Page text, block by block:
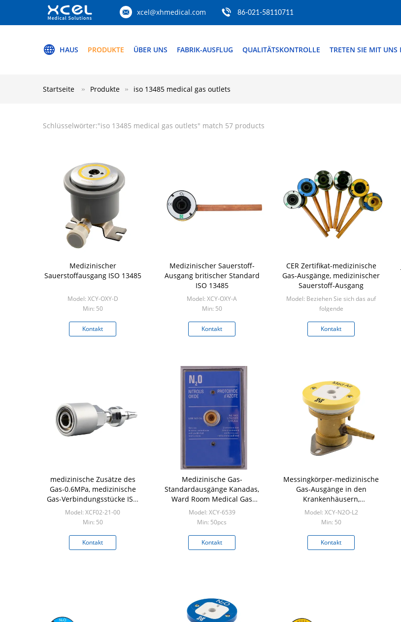
xcel@xhmedical.com 86-021-58110711
HAUS PRODUKTE ÜBER UNS FABRIK-AUSFLUG QUALITÄTSKONTROLLE TRETEN SIE MIT
Startseite Produkte iso 13485 medical gas outlets
Schlüsselwörter:"iso 13485 medical gas outlets" match 57 products
Medizinischer
Sauerstoffausgang ISO 13485
Model: XCY-OXY-D
Min: 50
Kontakt
Medizinischer Sauerstoff-
Ausgang britischer Standard
ISO 13485
Model: XCY-OXY-A
Min: 50
Kontakt
CER Zertifikat-medizinische
Gas-Ausgänge, medizinischer
Sauerstoff-Ausgang
Model: Beziehen Sie sich das auf
folgende
Kontakt
medizinische Zusätze des
Gas-0.6MPa, medizinische
Gas-Verbindungsstücke ISO
13485
Model: XCF02-21-00
Min: 50
Kontakt
Medizinische Gas-
Standardausgänge Kanadas,
Ward Room Medical Gas
Pipeline-System
Model: XCY-6539
Min: 50pcs
Kontakt
Messingkörper-medizinische
Gas-Ausgänge in den
Krankenhäusern,
medizinisches Lüftungsgitter
0.4MPa
Model: XCY-N2O-L2
Min: 50
Kontakt